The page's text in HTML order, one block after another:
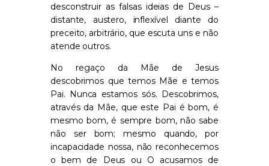
desconstruir as falsas ideias de Deus –
distante, austero, inflexível diante do
preceito, arbitrário, que escuta uns e não
atende outros.
No regaço da Mãe de Jesus
descobrimos que temos Mãe e temos
Pai. Nunca estamos sós. Descobrimos,
através da Mãe, que este Pai é bom, é
mesmo bom, é sempre bom, não sabe
não ser bom;mesmo quando, por
incapacidade nossa, não reconhecemos
o bem de Deus ou O acusamos de